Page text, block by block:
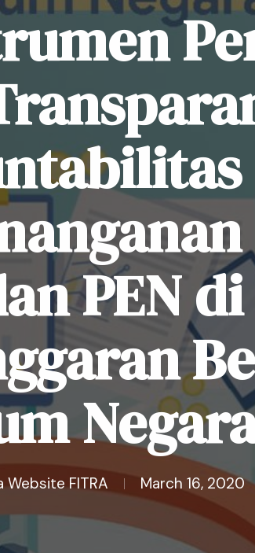
PEN
Website FITRA March 16, 2020